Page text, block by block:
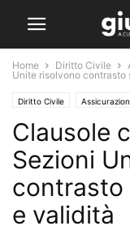
Home Diritto Civile
Unite risolvono
Diritto Civile
Clausole
Sezioni
contrasto
e validità